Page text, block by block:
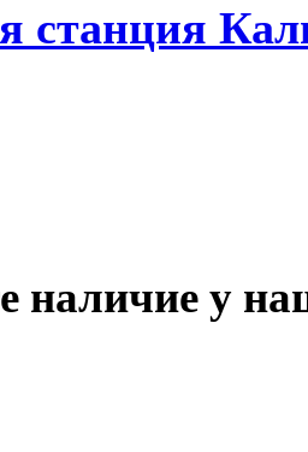
станция
наличие у